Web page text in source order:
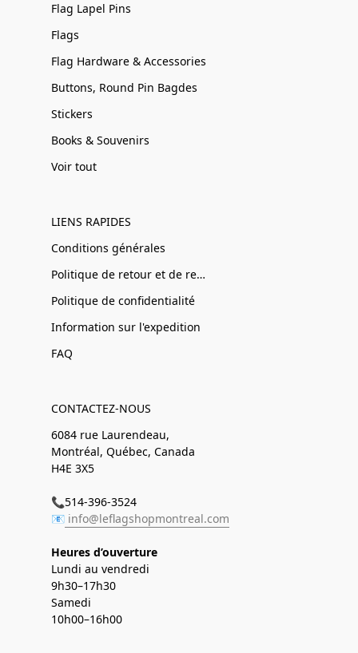
Flag Lapel Pins
Flags
Flag Hardware & Accessories
Buttons, Round Pin Bagdes
Stickers
Books & Souvenirs
Voir tout
LIENS RAPIDES
Conditions générales
Politique de retour et de remboursement
Politique de confidentialité
Information sur l'expedition
FAQ
CONTACTEZ-NOUS
6084 rue Laurendeau,
Montréal, Québec, Canada
H4E 3X5
📞514-396-3524
📧 info@leflagshopmontreal.com
Heures d’ouverture
Lundi au vendredi
9h30–17h30
Samedi
10h00–16h00